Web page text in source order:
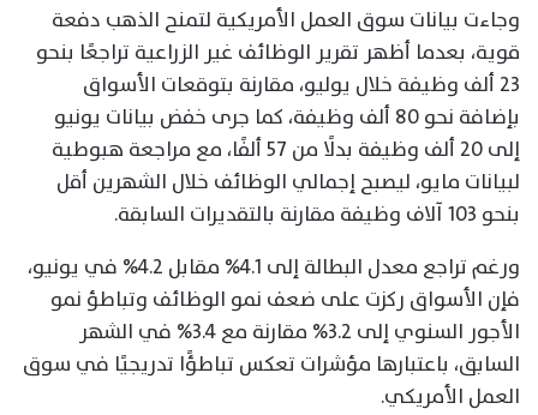
وجاءت بيانات سوق العمل الأمريكية لتمنح الذهب دفعة
قوية، بعدما أظهر تقرير الوظائف غير الزراعية تراجعًا بنحو
23 ألف وظيفة خلال يوليو، مقارنة بتوقعات الأسواق
بإضافة نحو 80 ألف وظيفة، كما جرى خفض بيانات يونيو
إلى 20 ألف وظيفة بدلًا من 57 ألفًا، مع مراجعة هبوطية
لبيانات مايو، ليصبح إجمالي الوظائف خلال الشهرين أقل
بنحو 103 آلاف وظيفة مقارنة بالتقديرات السابقة.
ورغم تراجع معدل البطالة إلى 4.1% مقابل 4.2% في يونيو،
فإن الأسواق ركزت على ضعف نمو الوظائف وتباطؤ نمو
الأجور السنوي إلى 3.2% مقارنة مع 3.4% في الشهر
السابق، باعتبارها مؤشرات تعكس تباطؤًا تدريجيًا في سوق
العمل الأمريكي.